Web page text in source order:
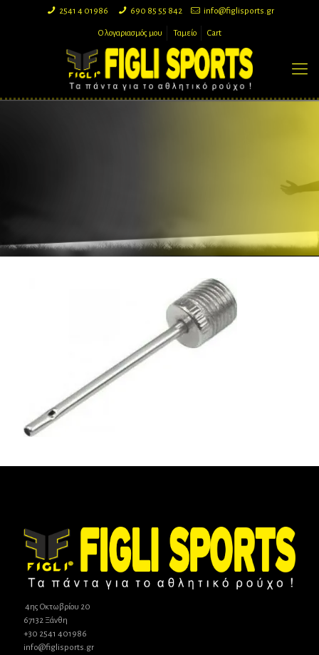
2541 4 01986 690 85 55 842 info@figlisports.gr
Ο λογαριασμός μου Ταμείο Cart
4ης Οκτωβρίου 20
67132 Ξάνθη
+30 2541 401986
info@figlisports.gr